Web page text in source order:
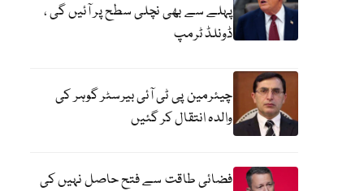
پہلے سے بھی نچلی سطح پر آئیں گی ،
ڈونلڈ ٹرمپ
چیئرمین پی ٹی آئی بیرسٹر گوہر کی
والدہ انتقال کر گئیں
فضائی طاقت سے فتح حاصل نہیں کی